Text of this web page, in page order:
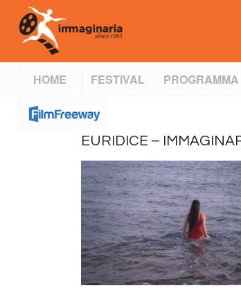
HOME FESTIVAL PROGRAMMA
EURIDICE –